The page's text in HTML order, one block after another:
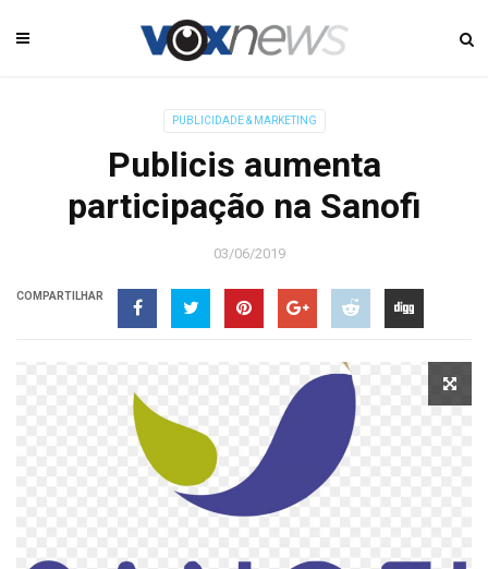
PUBLICIDADE & MARKETING
Publicis aumenta
participação na Sanofi
03/06/2019
COMPARTILHAR